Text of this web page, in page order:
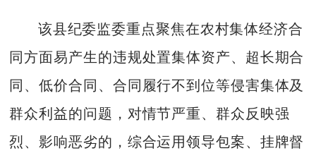
该县纪委监委重点聚焦在农村集体经济合
同方面易产生的违规处置集体资产、超长期合
同、低价合同、合同履行不到位等侵害集体及
群众利益的问题，对情节严重、群众反映强
烈、影响恶劣的，综合运用领导包案、挂牌督